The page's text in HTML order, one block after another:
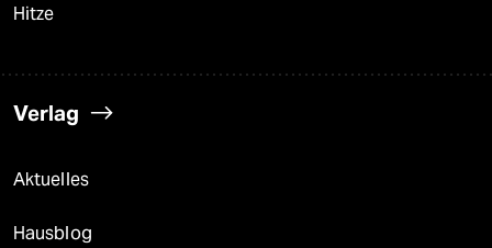
Hitze
Verlag
Aktuelles
Hausblog